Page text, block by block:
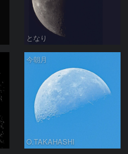
となり
今朝月
O.TAKAHASHI